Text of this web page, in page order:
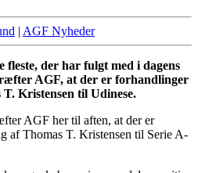
| AGF Nyheder
der har fulgt med i dagens
AGF, at der er forhandlinger
T. Kristensen til Udinese.
AGF her til aften, at der er
af Thomas T. Kristensen til Serie A-